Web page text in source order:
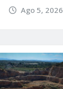
Ago 5, 2026